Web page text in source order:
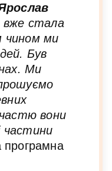
вже стала
чином ми
Був
Ми
вони
частини